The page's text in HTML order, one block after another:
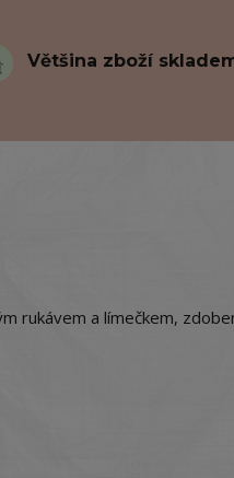
Většina zboží
rukávem a límečkem,